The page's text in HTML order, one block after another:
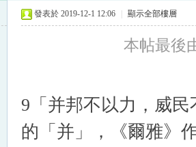
發表於 2019-12-1 12:06 顯示全部樓層
本帖最後
9「并邦不以力，威
的「并」，《爾雅》